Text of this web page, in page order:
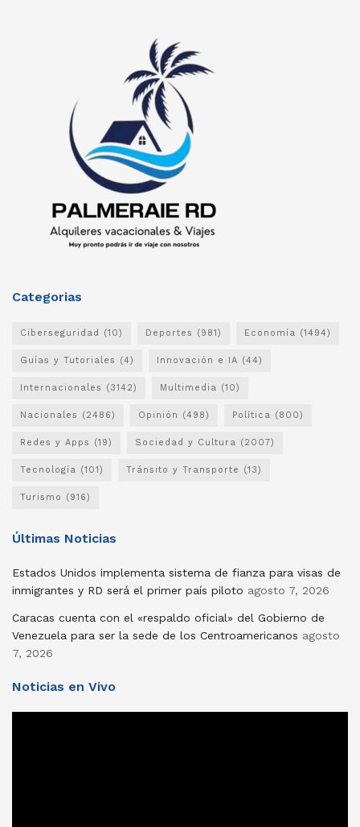
Categorias
Ciberseguridad (10) Deportes (981) Economía (1494)
Guías y Tutoriales (4) Innovación e IA (44)
Internacionales (3142) Multimedia (10)
Nacionales (2486) Opinión (498) Política (800)
Redes y Apps (19) Sociedad y Cultura (2007)
Tecnología (101) Tránsito y Transporte (13)
Turismo (916)
Últimas Noticias
Estados Unidos implementa sistema de fianza para visas de
inmigrantes y RD será el primer país piloto agosto 7, 2026
Caracas cuenta con el «respaldo oficial» del Gobierno de
Venezuela para ser la sede de los Centroamericanos agosto
7, 2026
Noticias en Vivo